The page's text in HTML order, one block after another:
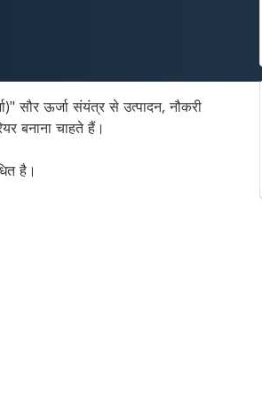
सौर ऊर्जा संयंत्र से उत्पादन, नौकरी
बनाना चाहते हैं।
है।